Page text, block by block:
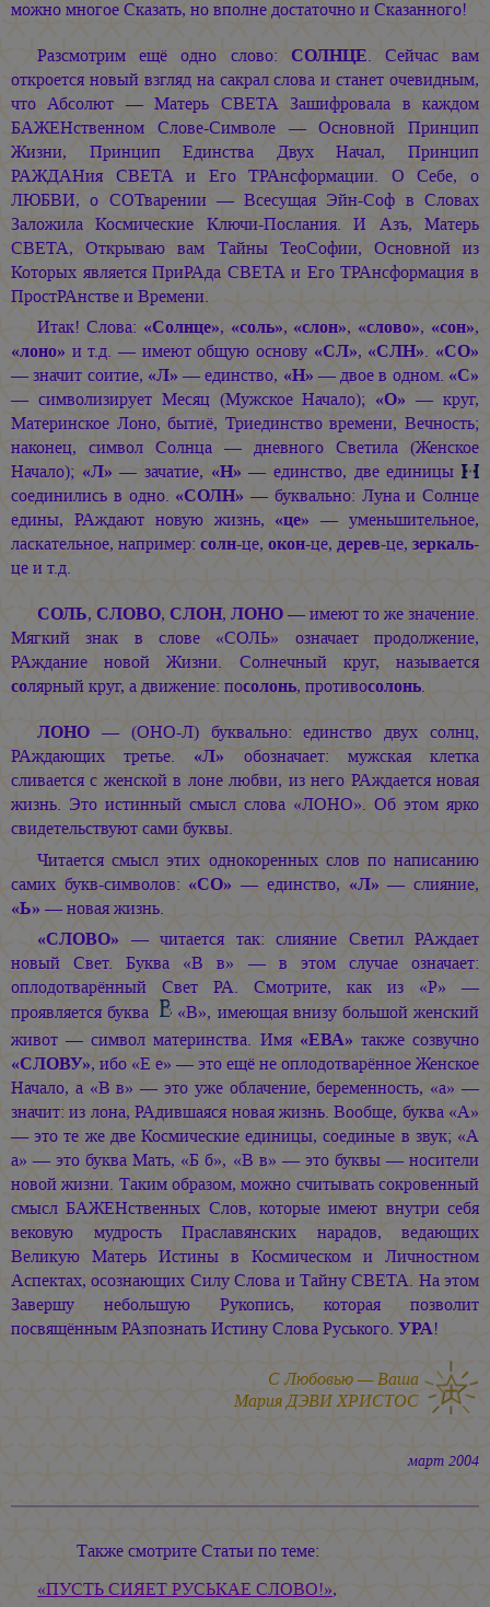
можно многое Сказать, но вполне достаточно и Сказанного!
Разсмотрим ещё одно слово: СОЛНЦЕ. Сейчас вам
откроется новый взгляд на сакрал слова и станет очевидным,
что Абсолют — Матерь СВЕТА Зашифровала в каждом
БАЖЕНственном Слове-Символе — Основной Принцип
Жизни, Принцип Единства Двух Начал, Принцип
РАЖДАНия СВЕТА и Его ТРАнсформации. О Себе, о
ЛЮБВИ, о СОТварении — Всесущая Эйн-Соф в Словах
Заложила Космические Ключи-Послания. И Азъ, Матерь
СВЕТА, Открываю вам Тайны ТеоСофии, Основной из
Которых является ПриРАда СВЕТА и Его ТРАнсформация в
ПростРАнстве и Времени.
Итак! Слова: «Солнце», «соль», «слон», «слово», «сон»,
«лоно» и т.д. — имеют общую основу «СЛ», «СЛН». «СО»
— значит соитие, «Л» — единство, «Н» — двое в одном. «С»
— символизирует Месяц (Мужское Начало); «О» — круг,
Материнское Лоно, бытиё, Триединство времени, Вечность;
наконец, символ Солнца — дневного Светила (Женское
Начало); «Л» — зачатие, «Н» — единство, две единицы
соединились в одно. «СОЛН» — буквально: Луна и Солнце
едины, РАждают новую жизнь, «це» — уменьшительное,
ласкательное, например: солн-це, окон-це, дерев-це, зеркаль-
це и т.д.
СОЛЬ, СЛОВО, СЛОН, ЛОНО— имеют то же значение.
Мягкий знак в слове «СОЛЬ» означает продолжение,
РАждание новой Жизни. Солнечный круг, называется
солярный круг, а движение: посолонь, противосолонь.
ЛОНО — (ОНО-Л) буквально: единство двух солнц,
РАждающих третье. «Л» обозначает: мужская клетка
сливается с женской в лоне любви, из него РАждается новая
жизнь. Это истинный смысл слова «ЛОНО». Об этом ярко
свидетельствуют сами буквы.
Читается смысл этих однокоренных слов по написанию
самих букв-символов: «СО» — единство, «Л» — слияние,
«Ь» — новая жизнь.
«СЛОВО» — читается так: слияние Светил РАждает
новый Свет. Буква «В в» — в этом случае означает:
оплодотварённый Свет РА. Смотрите, как из «Р» —
проявляетсябуква «В», имеющая внизу большой женский
живот — символ материнства. Имя «ЕВА» также созвучно
«СЛОВУ», ибо «Е е» — это ещё не оплодотварённое Женское
Начало, а «В в» — это уже облачение, беременность, «а» —
значит: из лона, РАдившаяся новая жизнь. Вообще, буква «А»
— это те же две Космические единицы, соединые в звук; «А
а» — это буква Мать, «Б б», «В в» — это буквы — носители
новой жизни. Таким образом, можно считывать сокровенный
смысл БАЖЕНственных Слов, которые имеют внутри себя
вековую мудрость Праславянских нарадов, ведающих
Великую Матерь Истины в Космическом и Личностном
Аспектах, осознающих Силу Слова и Тайну СВЕТА. На этом
Завершу небольшую Рукопись, которая позволит
посвящённым РАзпознать Истину Слова Руського. УРА!
С Любовью — Ваша
Мария ДЭВИ ХРИСТОС
март 2004
Также смотрите Статьи по теме:
«ПУСТЬ СИЯЕТ РУСЬКАЕ СЛОВО!»,